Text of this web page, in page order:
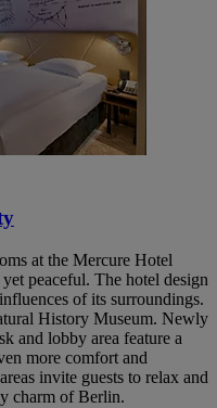
at the Mercure Hotel
peaceful. The hotel design
of its surroundings.
History Museum. Newly
and lobby area feature a
more comfort and
invite guests to relax and
charm of Berlin.